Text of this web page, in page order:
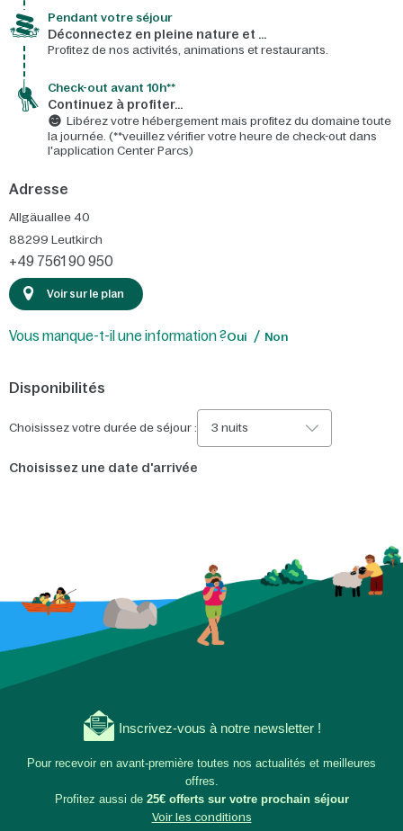
Pendant votre séjour
Déconnectez en pleine nature et …
Profitez de nos activités, animations et restaurants.
Check-out avant 10h**
Continuez à profiter…
Libérez votre hébergement mais profitez du domaine toute
la journée. (**veuillez vérifier votre heure de check-out dans
l'application Center Parcs)
Adresse
Allgäuallee 40
88299 Leutkirch
+49 7561 90 950
Voir sur le plan
Vous manque-t-il une information ?Oui Non
Disponibilités
Choisissez votre durée de séjour : 3 nuits
Choisissez une date d'arrivée
Inscrivez-vous à notre newsletter !
Pour recevoir en avant-première toutes nos actualités et meilleures
offres.
Profitez aussi de 25€ offerts sur votre prochain séjour
Voir les conditions